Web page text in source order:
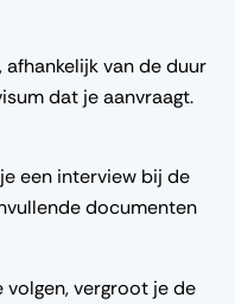
afhankelijk van de duur
dat je aanvraagt.
een interview bij de
documenten
vergroot je de